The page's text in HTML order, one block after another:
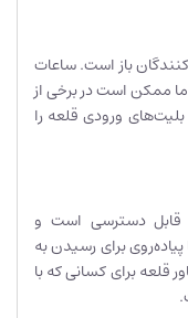
باز است. ساعات
بعدازظهر است، اما ممکن است در برخی از
بلیت‌های ورودی قلعه را
قابل دسترسی است و
پیاده‌روی برای رسیدن به
قلعه برای کسانی که با